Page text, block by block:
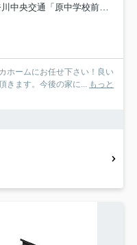
通「原中学校前」 停歩11分
ホームにお任せ下さい！良い
きます。今後の家に... もっと